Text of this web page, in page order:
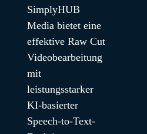
SimplyHUB
Media bietet eine
effektive Raw Cut
Videobearbeitung
mit
leistungsstarker
KI-basierter
Speech-to-Text-